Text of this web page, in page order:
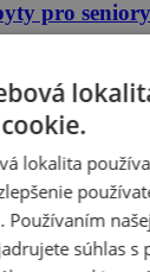
pro seniory
na
lokalita
Používaním
súhlas s